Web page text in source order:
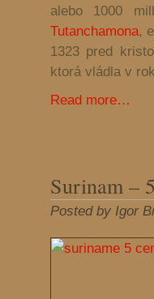
alebo 1000
Tutanchamona,
1323 pred
ktorá vládla v
Read more…
Surinam –
Posted by Igor